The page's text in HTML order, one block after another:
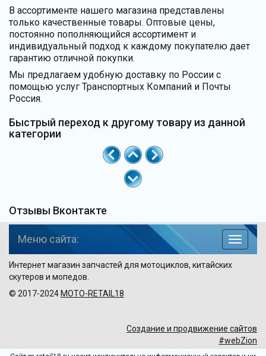
В ассортименте нашего магазина представлены
только качественные товары. Оптовые цены,
постоянно пополняющийся ассортимент и
индивидуальный подход к каждому покупателю дает
гарантию отличной покупки.
Мы предлагаем удобную доставку по России с
помощью услуг Транспортных Компаний и Почты
Россия.
Быстрый переход к другому товару из данной
категории
Отзывы Вконтакте
по
Меню сайта:
Интернет магазин запчастей для мотоциклов, китайских
скутеров и мопедов.
© 2017-2024 MOTO-RETAIL18
Создание и продвижение сайтов
#webZion